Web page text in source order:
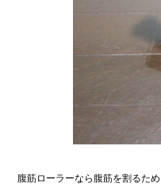
腹筋ローラーなら腹筋を割るた